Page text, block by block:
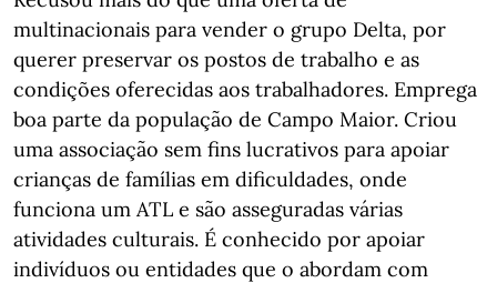
multinacionais para vender o grupo Delta, por
querer preservar os postos de trabalho e as
condições oferecidas aos trabalhadores. Emprega
boa parte da população de Campo Maior. Criou
uma associação sem fins lucrativos para apoiar
crianças de famílias em dificuldades, onde
funciona um ATL e são asseguradas várias
atividades culturais. É conhecido por apoiar
indivíduos ou entidades que o abordam com